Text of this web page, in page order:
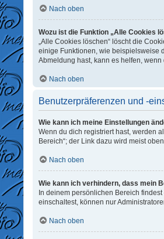
Nach oben
Wozu ist die Funktion „Alle Cookies
„Alle Cookies löschen“ löscht die
einige Funktionen, wie beispielsweise
Abmeldung hast, kann es helfen, wenn
Nach oben
Benutzerpräferenzen und -
Wie kann ich meine Einstellungen
Wenn du dich registriert hast, werden
Bereich“; der Link dazu wird meist
Nach oben
Wie kann ich verhindern, dass mein
In deinem persönlichen Bereich
einschaltest, können nur
Nach oben